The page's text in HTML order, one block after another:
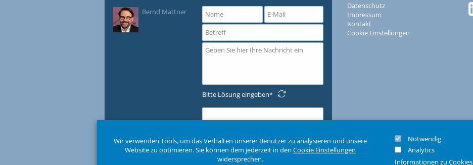
Wir verwenden Tools, um das Verhalten unserer Benutzer zu analysieren und unsere
Website zu optimieren. Sie können dem jederzeit in den Cookie Einstellungen
widersprechen.
Notwendig
Analytics
Informationen zu Cookies
Bernd Mattner
Bitte Lösung eingeben
Datenschutzerklärung
Datenschutz
Impressum
Kontakt
Cookie Einstellungen